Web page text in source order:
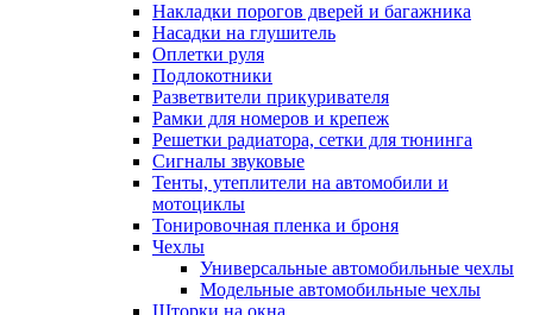
Накладки порогов дверей и багажника
Насадки на глушитель
Оплетки руля
Подлокотники
Разветвители прикуривателя
Рамки для номеров и крепеж
Решетки радиатора, сетки для тюнинга
Сигналы звуковые
Тенты, утеплители на автомобили и
мотоциклы
Тонировочная пленка и броня
Чехлы
Универсальные автомобильные чехлы
Модельные автомобильные чехлы
Шторки на окна